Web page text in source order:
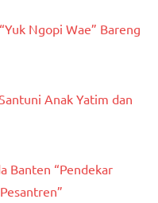
Ngopi Wae” Bareng
Anak Yatim dan
Banten “Pendekar